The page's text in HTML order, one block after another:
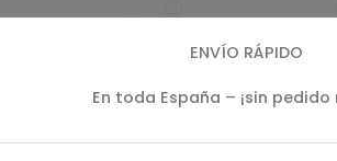
ENVÍO RÁPIDO
En toda España – ¡sin pedido